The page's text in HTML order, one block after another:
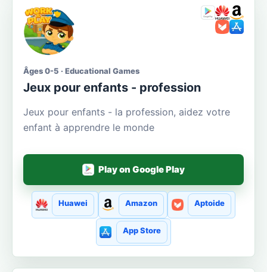
Âges 0-5 · Educational Games
Jeux pour enfants - profession
Jeux pour enfants - la profession, aidez votre
enfant à apprendre le monde
Play on Google Play
Huawei Amazon Aptoide
App Store